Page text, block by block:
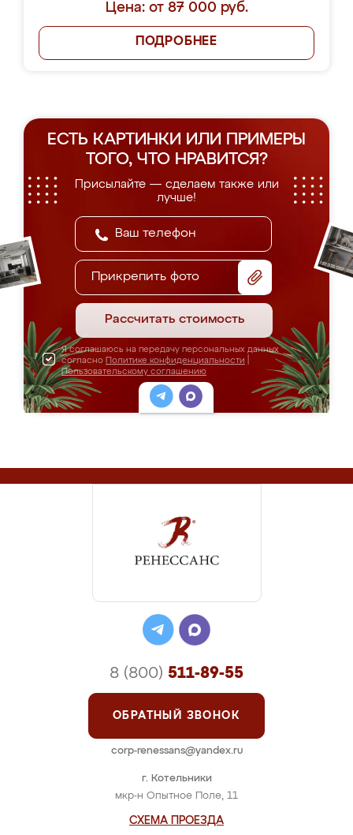
Цена: от 87 000 руб.
ПОДРОБНЕЕ
ЕСТЬ КАРТИНКИ ИЛИ ПРИМЕРЫ
ТОГО, ЧТО НРАВИТСЯ?
Присылайте — сделаем также или
лучше!
Прикрепить фото
Рассчитать стоимость
Я соглашаюсь на передачу персональных данных
согласно Политике конфиденциальности
Пользовательскому соглашению
г. Котельники
мкр-н Опытное Поле, 11
СХЕМА ПРОЕЗДА
8 (800) 511-89-55
ОБРАТНЫЙ ЗВОНОК
corp-renessans@yandex.ru